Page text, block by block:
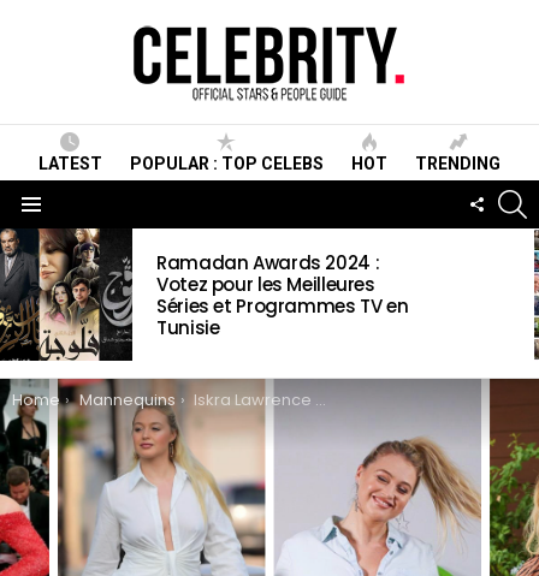
LATEST POPULAR : TOP CELEBS HOT TRENDING
LATEST
STORIES
Ramadan Awards 2024 :
Votez pour les Meilleures
Séries et Programmes TV en
Tunisie
You are here:
Home Mannequins Iskra Lawrence Wiki, Biographie, Age, Taille, Mariage, Famille & Informations